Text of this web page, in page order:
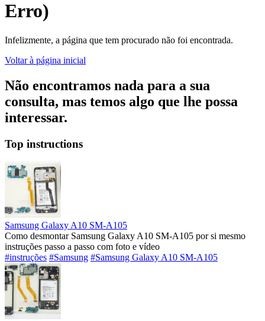
Erro)
Infelizmente, a página que tem procurado não foi encontrada.
Voltar à página inicial
Não encontramos nada para a sua
consulta, mas temos algo que lhe possa
interessar.
Top instructions
Samsung Galaxy A10 SM-A105
Como desmontar Samsung Galaxy A10 SM-A105 por si mesmo
instruções passo a passo com foto e vídeo
#instruções #Samsung #Samsung Galaxy A10 SM-A105